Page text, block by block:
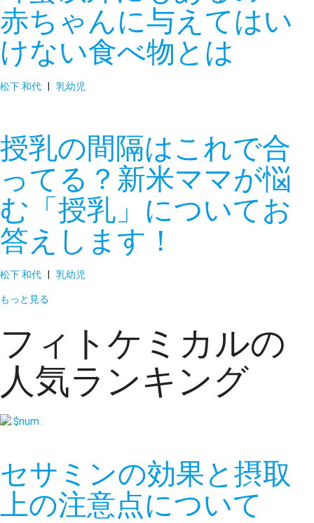
赤ちゃんに与えてはい
けない食べ物とは
松下 和代 | 乳幼児
授乳の間隔はこれで合
ってる？新米ママが悩
む「授乳」についてお
答えします！
松下 和代
乳幼児
もっと見る
フィトケミカルの
人気ランキング
セサミンの効果と摂取
上の注意点について